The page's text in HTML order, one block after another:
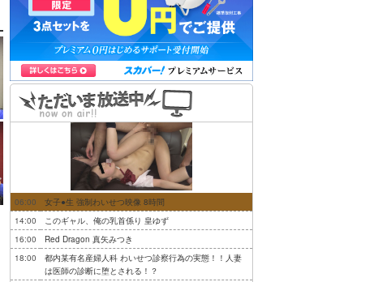
06:00
女子●生 強制わいせつ映像 8時間
14:00
このギャル、俺の乳首係り 皇ゆず
16:00
Red Dragon 真矢みつき
18:00
都内某有名産婦人科 わいせつ診察行為の実態！！人妻
は医師の診断に堕とされる！？